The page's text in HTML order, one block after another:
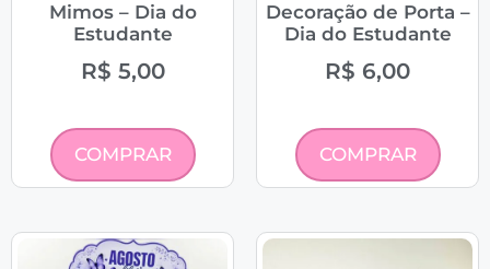
Mimos – Dia do
Estudante
R$ 5,00
COMPRAR
Decoração de Porta –
Dia do Estudante
R$ 6,00
COMPRAR